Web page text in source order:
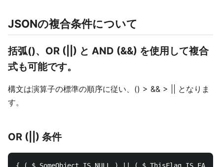
JSONの複合条件について
括弧()、OR (||) と AND (&&) を使用して複合
式も可能です。
構文は演算子の標準の順序に従い、() > && > || となりま
す。
OR (||) 条件